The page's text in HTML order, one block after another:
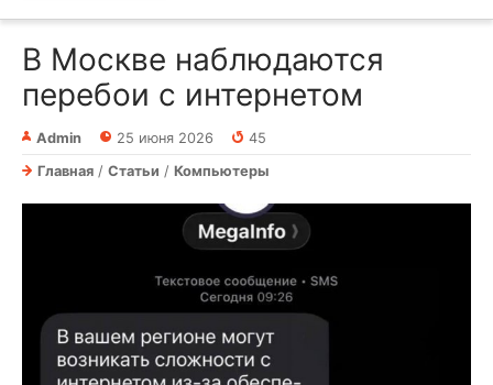
В Москве наблюдаются
перебои с интернетом
Admin 25 июня 2026
45
Главная / Статьи / Компьютеры